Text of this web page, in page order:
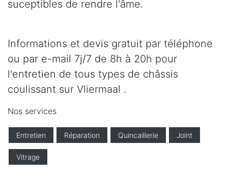
suceptibles de rendre l'âme.
Informations et devis gratuit par téléphone
ou par e-mail 7j/7 de 8h à 20h pour
l'entretien de tous types de châssis
coulissant sur Vliermaal .
Nos services
Entretien Réparation Quincaillerie Joint
Vitrage